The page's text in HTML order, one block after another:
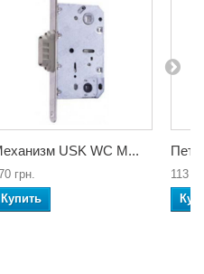
USK WC M...
грн.
Купить
113